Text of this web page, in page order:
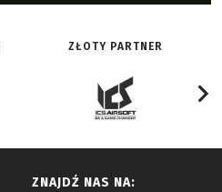
ZŁOTY PARTNER
ZNAJDŹ NAS NA: